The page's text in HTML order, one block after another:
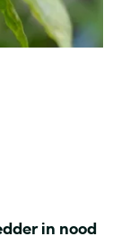
in nood